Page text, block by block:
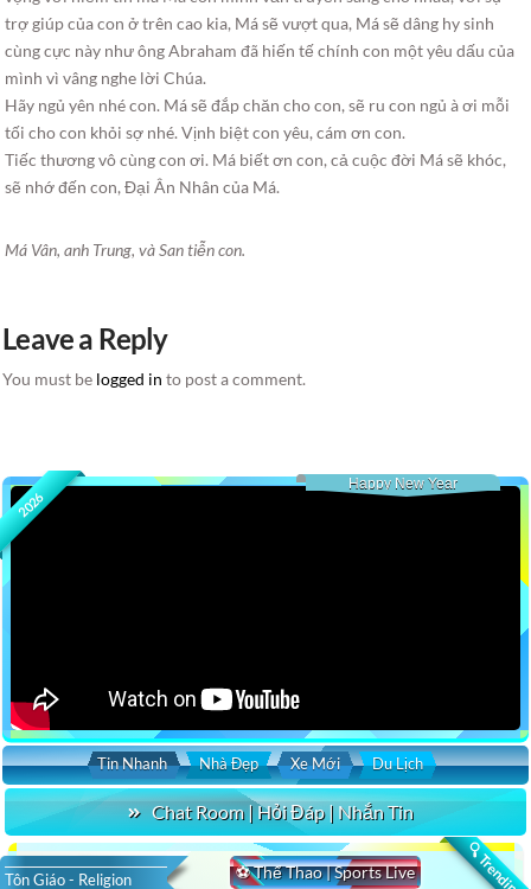
trợ giúp của con ở trên cao kia, Má sẽ vượt qua, Má sẽ dâng hy sinh
cùng cực này như ông Abraham đã hiến tế chính con một yêu dấu của
mình vì vâng nghe lời Chúa.
Hãy ngủ yên nhé con. Má sẽ đắp chăn cho con, sẽ ru con ngủ à ơi mỗi
tối cho con khỏi sợ nhé. Vịnh biệt con yêu, cám ơn con.
Tiếc thương vô cùng con ơi. Má biết ơn con, cả cuộc đời Má sẽ khóc,
sẽ nhớ đến con, Đại Ân Nhân của Má.
Má Vân, anh Trung, và San tiễn con.
Leave a Reply
You must be logged in to post a comment.
2026
Happy New Year
Tin Nhanh Nhà Đẹp Xe Mới Du Lịch
Chat Room | Hỏi Đáp | Nhắn Tin
🔍 Trending
⚽ Thể Thao | Sports Live
Tôn Giáo - Religion